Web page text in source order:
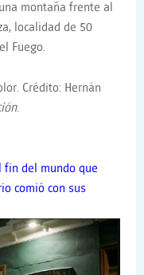
montaña frente al
localidad de 50
Fuego.
Crédito: Hernán
.
fin del mundo que
comió con sus